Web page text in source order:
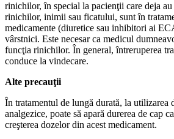
rinichilor, în special la pacienţii care deja
rinichilor, inimii sau ficatului, sunt în
medicamente (diuretice sau inhibitori ai
vârstnici. Este necesar ca medicul
funcţia rinichilor. În general, întreruperea
conduce la vindecare.
Alte precauţii
În tratamentul de lungă durată, la utilizarea
analgezice, poate să apară durerea de cap
creşterea dozelor din acest medicament.